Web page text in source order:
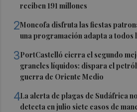
reciben 191 millones
2Moncofa disfruta las fiestas
una programación adapta a todos
3PortCastelló cierra el segundo
graneles líquidos: dispara el
guerra de Oriente Medio
4La alerta de plagas de Sudáfrica
detecta en julio siete casos de